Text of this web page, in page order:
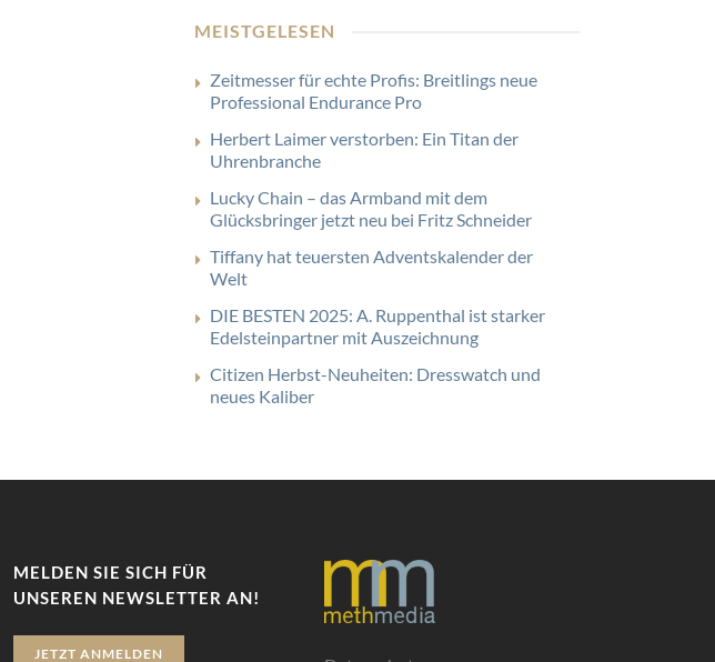
MEISTGELESEN
Zeitmesser für echte Profis: Breitlings neue
Professional Endurance Pro
Herbert Laimer verstorben: Ein Titan der
Uhrenbranche
Lucky Chain – das Armband mit dem
Glücksbringer jetzt neu bei Fritz Schneider
Tiffany hat teuersten Adventskalender der
Welt
DIE BESTEN 2025: A. Ruppenthal ist starker
Edelsteinpartner mit Auszeichnung
Citizen Herbst-Neuheiten: Dresswatch und
neues Kaliber
MELDEN SIE SICH FÜR
UNSEREN NEWSLETTER AN!
JETZT ANMELDEN